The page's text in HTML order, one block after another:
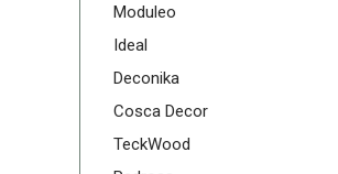
Moduleo
Ideal
Deconika
Cosca Decor
TeckWood